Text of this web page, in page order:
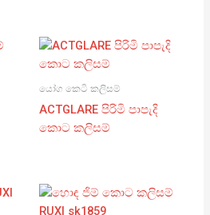
යෝග කෙටි කලිසම්
ACTGLARE පිරිමි පාපැදි
කොට කලිසම්